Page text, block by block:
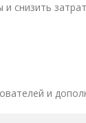
снизить
и